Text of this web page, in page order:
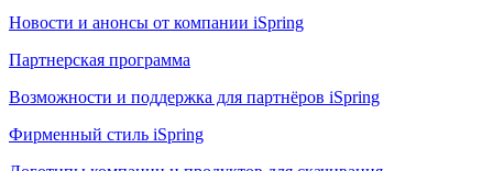
Новости и анонсы от компании iSpring
Партнерская программа
Возможности и поддержка для партнёров iSpring
Фирменный стиль iSpring